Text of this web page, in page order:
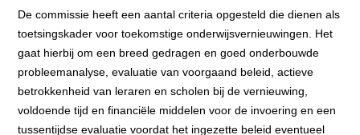
De commissie heeft een aantal criteria opgesteld die dienen als
toetsingskader voor toekomstige onderwijsvernieuwingen. Het
gaat hierbij om een breed gedragen en goed onderbouwde
probleemanalyse, evaluatie van voorgaand beleid, actieve
betrokkenheid van leraren en scholen bij de vernieuwing,
voldoende tijd en financiële middelen voor de invoering en een
tussentijdse evaluatie voordat het ingezette beleid eventueel